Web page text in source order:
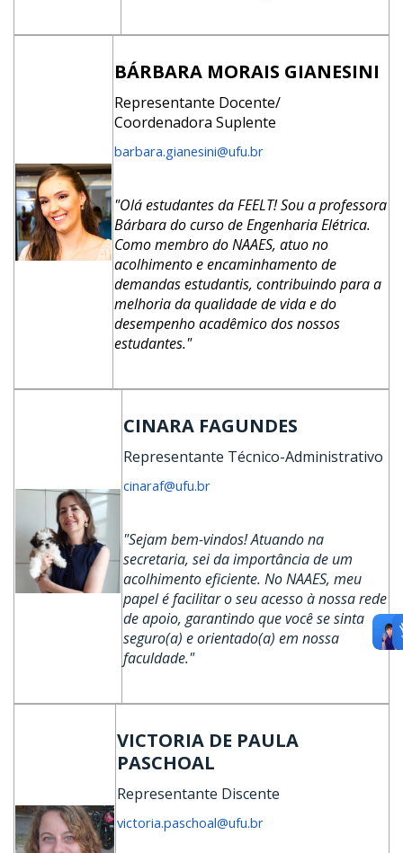
BÁRBARA MORAIS GIANESINI
Representante Docente/
Coordenadora Suplente
barbara.gianesini@ufu.br
"Olá estudantes da FEELT! Sou a professora
Bárbara do curso de Engenharia Elétrica.
Como membro do NAAES, atuo no
acolhimento e encaminhamento de
demandas estudantis, contribuindo para a
melhoria da qualidade de vida e do
desempenho acadêmico dos nossos
estudantes."
CINARA FAGUNDES
Representante Técnico-Administrativo
cinaraf@ufu.br
"Sejam bem-vindos! Atuando na
secretaria, sei da importância de um
acolhimento eficiente. No NAAES, meu
papel é facilitar o seu acesso à nossa rede
de apoio, garantindo que você se sinta
seguro(a) e orientado(a) em nossa
faculdade."
VICTORIA DE PAULA
PASCHOAL
Representante Discente
victoria.paschoal@ufu.br